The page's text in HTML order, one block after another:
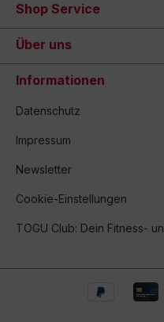
Shop Service
Über uns
Informationen
Datenschutz
Impressum
Newsletter
Cookie-Einstellungen
TOGU Club: Dein Fitness-